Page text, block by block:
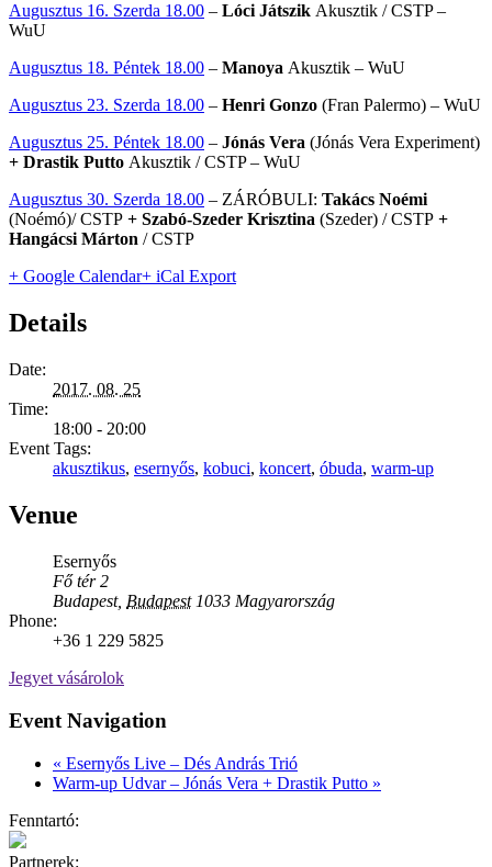
Augusztus 16. Szerda 18.00 – Lóci Játszik Akusztik / CSTP –
WuU
Augusztus 18. Péntek 18.00 – Manoya Akusztik – WuU
Augusztus 23. Szerda 18.00 – Henri Gonzo (Fran Palermo) – WuU
Augusztus 25. Péntek 18.00 – Jónás Vera (Jónás Vera Experiment)
+ Drastik Putto Akusztik / CSTP – WuU
Augusztus 30. Szerda 18.00 – ZÁRÓBULI: Takács Noémi
(Noémó)/ CSTP + Szabó-Szeder Krisztina (Szeder) / CSTP +
Hangácsi Márton / CSTP
+ Google Calendar+ iCal Export
Details
Date:
2017. 08. 25
Time:
18:00 - 20:00
Event Tags:
akusztikus, esernyős, kobuci, koncert, óbuda, warm-up
Venue
Esernyős
Fő tér 2
Budapest, Budapest 1033 Magyarország
Phone:
+36 1 229 5825
Jegyet vásárolok
Event Navigation
« Esernyős Live – Dés András Trió
Warm-up Udvar – Jónás Vera + Drastik Putto »
Fenntartó:
Partnerek: